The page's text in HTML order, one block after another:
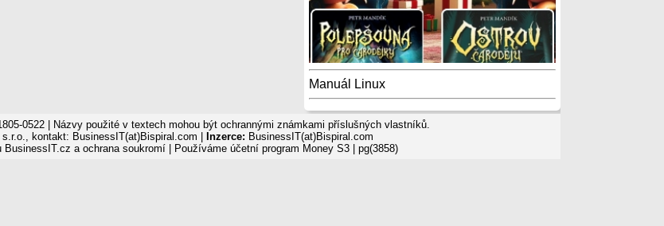
Manuál Linux
0522 | Názvy použité v textech mohou být ochrannými známkami příslušných vlastníků.
kontakt: BusinessIT(at)Bispiral.com |
Inzerce: BusinessIT(at)Bispiral.com
BusinessIT.cz a ochrana soukromí| Používáme účetní program Money S3| pg(3858)